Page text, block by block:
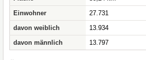
Einwohner
27.731
davon weiblich
13.934
davon männlich
13.797